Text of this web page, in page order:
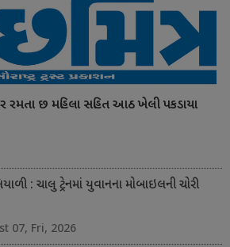
રમતા છ મહિલા સહિત આઠ ખેલી પકડાયા
: ચાલુ ટ્રેનમાં યુવાનના મોબાઇલની ચોરી
07, Fri, 2026